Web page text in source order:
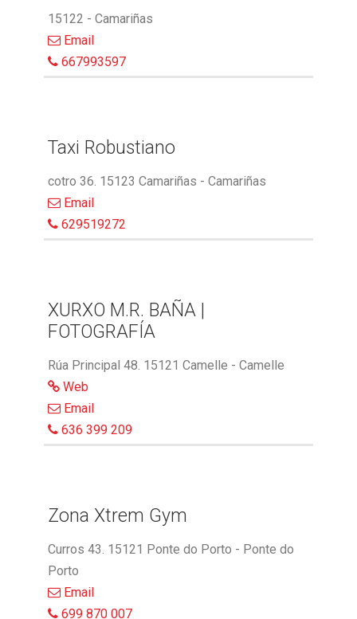
15122 - Camariñas
Email
667993597
Taxi Robustiano
cotro 36. 15123 Camariñas - Camariñas
Email
629519272
XURXO M.R. BAÑA |
FOTOGRAFÍA
Rúa Principal 48. 15121 Camelle - Camelle
Web
Email
636 399 209
Zona Xtrem Gym
Curros 43. 15121 Ponte do Porto - Ponte do
Porto
Email
699 870 007